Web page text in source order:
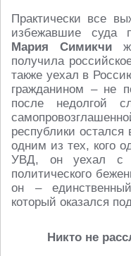
Практически все
избежавшие суда
Мария Симикчи
получила
также уехал в
гражданином – не
после недолгой
республики остался
одним из тех, кого
УВД, он уехал с
политического
он –
который оказался
Никто не